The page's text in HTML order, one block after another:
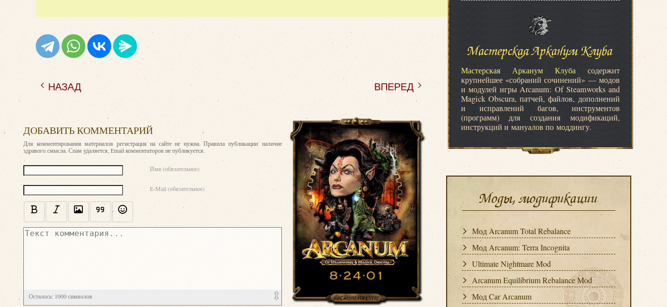
НАЗАД ВПЕРЕД
ДОБАВИТЬ КОММЕНТАРИЙ
Для комментирования материалов регистрация на сайте не нужна. Правила публикации: наличие
здравого смысла. Спам удаляется, Email комментаторов не публикуется.
Имя (обязательное)
E-Mail (обязательное)
Текст комментария
Осталось: 1000символов
Мастерская Арканум Клуба
Мастерская Арканум Клубасодержит
крупнейшее «собраний сочинений» — модов
и модулей игры Arcanum: Of Steamworks and
Magick Obscura, патчей, файлов, дополнений
и исправлений багов, инструментов
(программ) для создания модификаций,
инструкций и мануалов по моддингу.
Моды, модификации
Мод Arcanum Total Rebalance
Мод Arcanum: Terra Incognita
Ultimate Nightmare Mod
Arcanum Equilibrium Rebalance Mod
Мод Car Arcanum